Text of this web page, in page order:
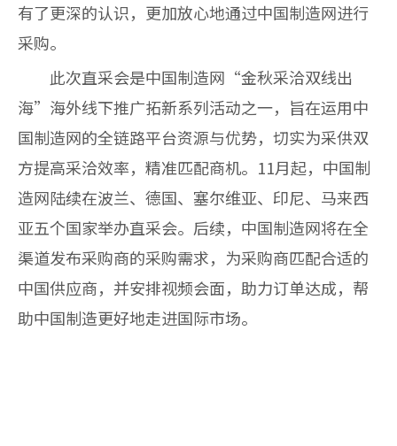
有了更深的认识，更加放心地通过中国制造网进行
采购。
此次直采会是中国制造网“金秋采洽双线出
海”海外线下推广拓新系列活动之一，旨在运用中
国制造网的全链路平台资源与优势，切实为采供双
方提高采洽效率，精准匹配商机。11月起，中国制
造网陆续在波兰、德国、塞尔维亚、印尼、马来西
亚五个国家举办直采会。后续，中国制造网将在全
渠道发布采购商的采购需求，为采购商匹配合适的
中国供应商，并安排视频会面，助力订单达成，帮
助中国制造更好地走进国际市场。